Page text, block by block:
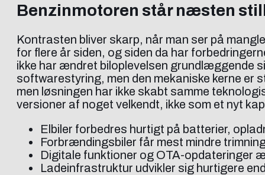
Benzinmotoren står næsten
Kontrasten bliver skarp, når man ser på
for flere år siden, og siden da har
ikke har ændret biloplevelsen grundlæggende
softwarestyring, men den mekaniske kerne
men løsningen har ikke skabt samme
versioner af noget velkendt, ikke som et nyt
Elbiler forbedres hurtigt på batterier,
Forbrændingsbiler får mest mindre
Digitale funktioner og OTA-opdateringer
Ladeinfrastruktur udvikler sig hurtigere